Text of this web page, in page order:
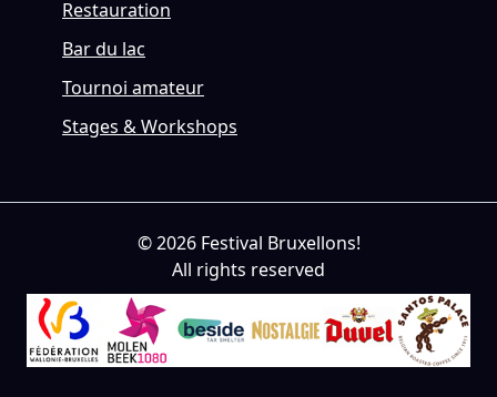
Restauration
Bar du lac
Tournoi amateur
Stages & Workshops
© 2026 Festival Bruxellons!
All rights reserved